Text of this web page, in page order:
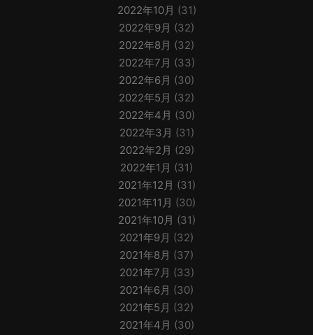
2022年10月 (31)
2022年9月 (32)
2022年8月 (32)
2022年7月 (33)
2022年6月 (30)
2022年5月 (32)
2022年4月 (30)
2022年3月 (31)
2022年2月 (29)
2022年1月 (31)
2021年12月 (31)
2021年11月 (30)
2021年10月 (31)
2021年9月 (32)
2021年8月 (37)
2021年7月 (33)
2021年6月 (30)
2021年5月 (32)
2021年4月 (30)